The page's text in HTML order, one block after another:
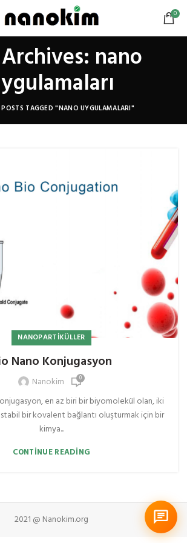
0
nano
POSTS TAGGED "NANO UYGULAMALARI"
NANOPARTIKÜLLER
Nano Konjugasyon
Nanokim 0
en az biri bir biyomolekül olan, iki
stabil bir kovalent bağlantı oluşturmak için bir
kimya...
CONTINUE READING
2021 @ Nanokim.org